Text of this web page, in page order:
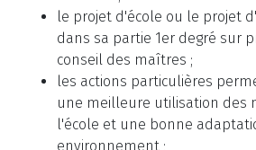
le projet d'école ou le projet
dans sa partie 1er degré sur
conseil des maîtres ;
les actions particulières
une meilleure utilisation des
l'école et une bonne
environnement ;